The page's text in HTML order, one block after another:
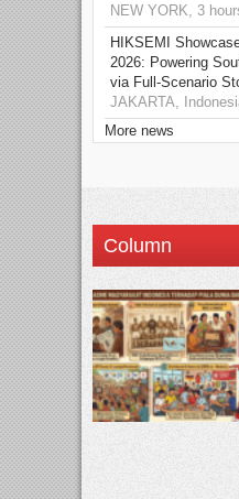
NEW YORK, 3
HIKSEMI
2026: Powering
via Full‑Scenario
JAKARTA,
More news
Column